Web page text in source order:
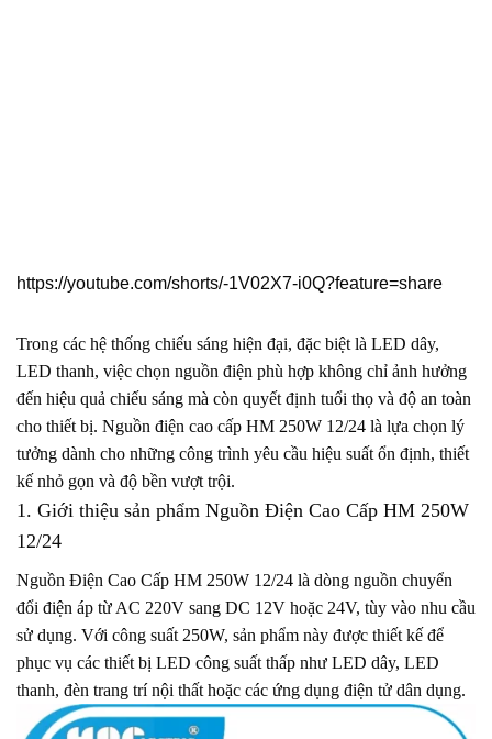
https://youtube.com/shorts/-1V02X7-i0Q?feature=share
Trong các hệ thống chiếu sáng hiện đại, đặc biệt là LED dây,
LED thanh, việc chọn nguồn điện phù hợp không chỉ ảnh hưởng
đến hiệu quả chiếu sáng mà còn quyết định tuổi thọ và độ an toàn
cho thiết bị. Nguồn điện cao cấp HM 250W 12/24 là lựa chọn lý
tưởng dành cho những công trình yêu cầu hiệu suất ổn định, thiết
kế nhỏ gọn và độ bền vượt trội.
1. Giới thiệu sản phẩm Nguồn Điện Cao Cấp HM 250W
12/24
Nguồn Điện Cao Cấp HM 250W 12/24 là dòng nguồn chuyển
đổi điện áp từ AC 220V sang DC 12V hoặc 24V, tùy vào nhu cầu
sử dụng. Với công suất 250W, sản phẩm này được thiết kế để
phục vụ các thiết bị LED công suất thấp như LED dây, LED
thanh, đèn trang trí nội thất hoặc các ứng dụng điện tử dân dụng.